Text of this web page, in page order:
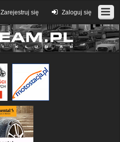
Zaloguj się
Zarejestruj się